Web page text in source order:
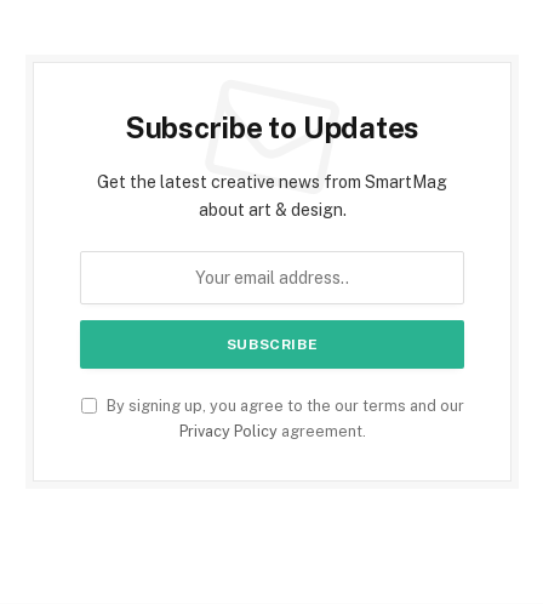
Subscribe to Updates
Get the latest creative news from SmartMag
about art & design.
By signing up, you agree to the our terms and our
Privacy Policyagreement.